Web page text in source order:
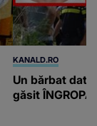
KANALD.RO
Un bărbat dat
găsit